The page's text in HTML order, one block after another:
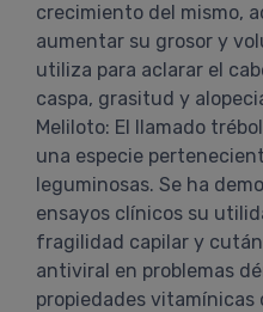
crecimiento del mismo,
aumentar su grosor y
utiliza para aclarar el
caspa, grasitud y
Meliloto: El llamado
una especie
leguminosas. Se ha
ensayos clínicos su
fragilidad capilar y
antiviral en problemas
propiedades